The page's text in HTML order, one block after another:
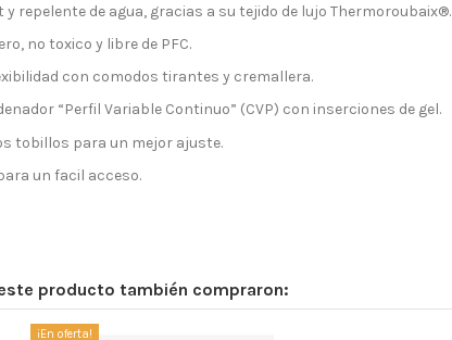
repelente de agua, gracias a su tejido de lujo Thermoroubaix®.
no toxico y libre de PFC.
con comodos tirantes y cremallera.
“Perfil Variable Continuo” (CVP) con inserciones de gel.
tobillos para un mejor ajuste.
un facil acceso.
producto también compraron:
¡En oferta!